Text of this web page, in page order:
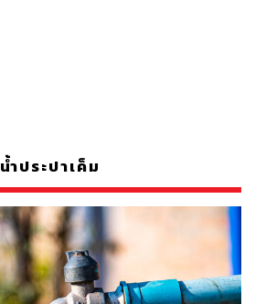
น้ำประปาเค็ม